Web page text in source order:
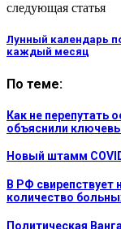
следующая статья
Лунный календарь
каждый месяц
По теме:
Как не перепутать
объяснили
Новый штамм
В РФ
количество
Политическая